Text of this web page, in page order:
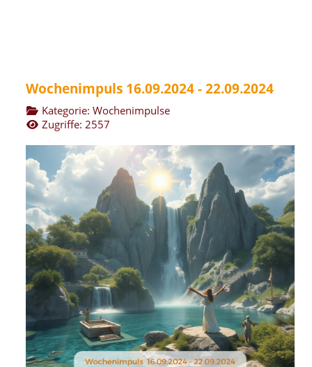
Wochenimpuls 16.09.2024 - 22.09.2024
Kategorie: Wochenimpulse
Zugriffe: 2557